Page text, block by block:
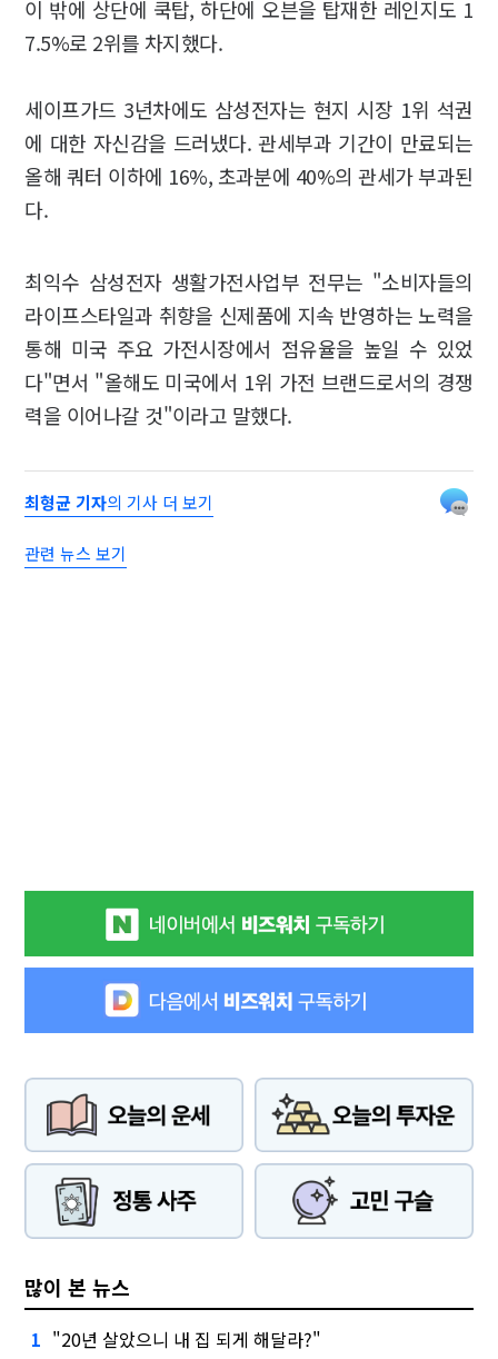
이 밖에 상단에 쿡탑, 하단에 오븐을 탑재한 레인지도 1
7.5%로 2위를 차지했다.
세이프가드 3년차에도 삼성전자는 현지 시장 1위 석권
에 대한 자신감을 드러냈다. 관세부과 기간이 만료되는
올해 쿼터 이하에 16%, 초과분에 40%의 관세가 부과된
다.
최익수 삼성전자 생활가전사업부 전무는 "소비자들의
라이프스타일과 취향을 신제품에 지속 반영하는 노력을
통해 미국 주요 가전시장에서 점유율을 높일 수 있었
다"면서 "올해도 미국에서 1위 가전 브랜드로서의 경쟁
력을 이어나갈 것"이라고 말했다.
최형균 기자의 기사 더 보기
관련 뉴스 보기
많이 본 뉴스
1 "20년 살았으니 내 집 되게 해달라?"